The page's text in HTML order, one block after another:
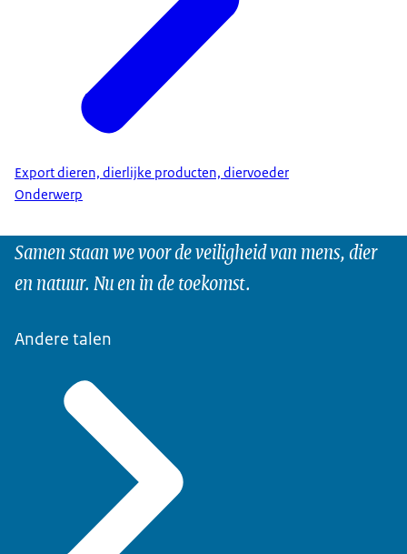
Export dieren, dierlijke producten, diervoeder
Onderwerp
Samen staan we voor de veiligheid van mens, dier
en natuur. Nu en in de toekomst.
Andere talen